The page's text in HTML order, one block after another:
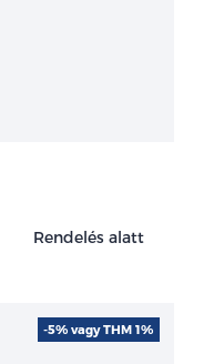
Rendelés alatt
-5% vagy THM 1%